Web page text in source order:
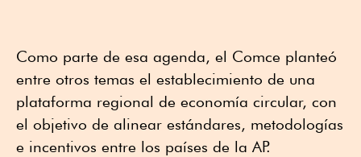
Como parte de esa agenda, el Comce planteó
entre otros temas el establecimiento de una
plataforma regional de economía circular, con
el objetivo de alinear estándares, metodologías
e incentivos entre los países de la AP.